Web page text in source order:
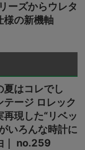
ーズからウレタ
様の新機軸
夏はコレでし
テージ ロレック
再現した“リベッ
いろんな時計に
｜ no.259